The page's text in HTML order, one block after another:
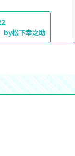
by松下幸之助